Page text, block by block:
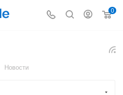
0
Новости